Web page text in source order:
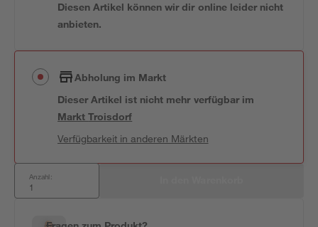
Diesen Artikel können wir dir online leider nicht
anbieten.
Abholung im Markt
Dieser Artikel ist nicht mehr verfügbar im
MarktTroisdorf
Verfügbarkeit in anderen Märkten
Anzahl: